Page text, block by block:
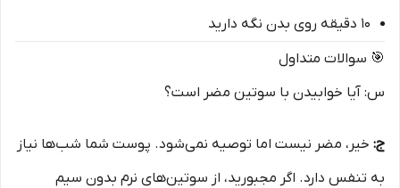
۱۰ دقیقه روی بدن نگه دارید
🎯 سوالات متداول
س: آیا خوابیدن با سوتین مضر است؟
ج: خیر، مضر نیست اما توصیه نمی‌شود. پوست شما شب‌ها نیاز
به تنفس دارد. اگر مجبورید، از سوتین‌های نرم بدون سیم